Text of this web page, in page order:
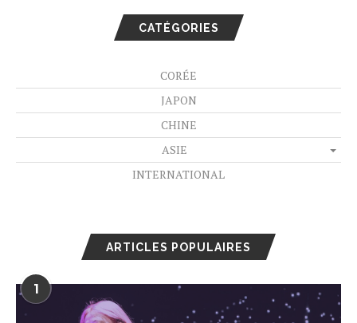
CATÉGORIES
CORÉE
JAPON
CHINE
ASIE
INTERNATIONAL
ARTICLES POPULAIRES
1